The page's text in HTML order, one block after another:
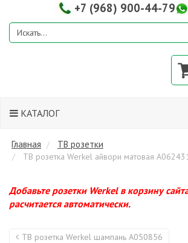
+7 (968) 900-44-79
КАТАЛОГ
Главная ТВ розетки
ТВ розетка Werkel айвори матовая
Добавьте розетки Werkel в корзину
расчитается автоматически.
ТВ розетка Werkel шампань A050856